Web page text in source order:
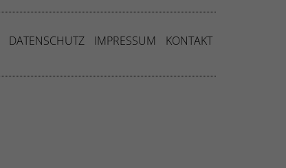
DATENSCHUTZ IMPRESSUM KONTAKT